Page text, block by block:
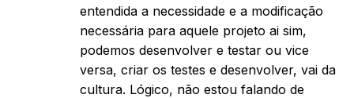
entendida a necessidade e a modificação
necessária para aquele projeto ai sim,
podemos desenvolver e testar ou vice
versa, criar os testes e desenvolver, vai da
cultura. Lógico, não estou falando de